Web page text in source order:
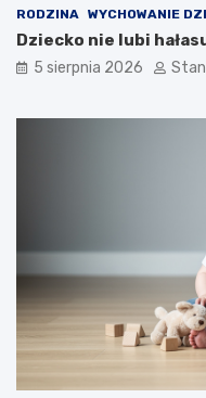
RODZINA WYCHOWANIE
Dziecko nie lubi
5 sierpnia 2026